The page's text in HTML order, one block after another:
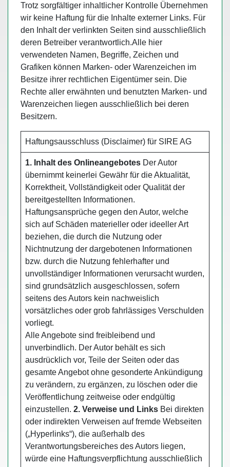
Trotz sorgfältiger inhaltlicher Kontrolle Übernehmen
wir keine Haftung für die Inhalte externer Links. Für
den Inhalt der verlinkten Seiten sind ausschließlich
deren Betreiber verantwortlich.Alle hier
verwendeten Namen, Begriffe, Zeichen und
Grafiken können Marken- oder Warenzeichen im
Besitze ihrer rechtlichen Eigentümer sein. Die
Rechte aller erwähnten und benutzten Marken- und
Warenzeichen liegen ausschließlich bei deren
Besitzern.
Haftungsausschluss (Disclaimer) für SIRE AG
1. Inhalt des Onlineangebotes Der Autor
übernimmt keinerlei Gewähr für die Aktualität,
Korrektheit, Vollständigkeit oder Qualität der
bereitgestellten Informationen.
Haftungsansprüche gegen den Autor, welche
sich auf Schäden materieller oder ideeller Art
beziehen, die durch die Nutzung oder
Nichtnutzung der dargebotenen Informationen
bzw. durch die Nutzung fehlerhafter und
unvollständiger Informationen verursacht wurden,
sind grundsätzlich ausgeschlossen, sofern
seitens des Autors kein nachweislich
vorsätzliches oder grob fahrlässiges Verschulden
vorliegt.
Alle Angebote sind freibleibend und
unverbindlich. Der Autor behält es sich
ausdrücklich vor, Teile der Seiten oder das
gesamte Angebot ohne gesonderte Ankündigung
zu verändern, zu ergänzen, zu löschen oder die
Veröffentlichung zeitweise oder endgültig
einzustellen. 2. Verweise und Links Bei direkten
oder indirekten Verweisen auf fremde Webseiten
(„Hyperlinks“), die außerhalb des
Verantwortungsbereiches des Autors liegen,
würde eine Haftungsverpflichtung ausschließlich